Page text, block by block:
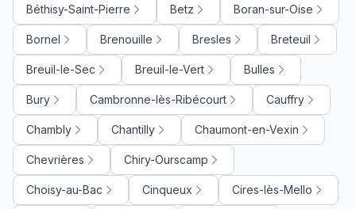
Béthisy-Saint-Pierre Betz Boran-sur-Oise
Bornel Brenouille Bresles Breteuil
Breuil-le-Sec Breuil-le-Vert Bulles
Bury Cambronne-lès-Ribécourt Cauffry
Chambly Chantilly Chaumont-en-Vexin
Chevrières Chiry-Ourscamp
Choisy-au-Bac Cinqueux Cires-lès-Mello